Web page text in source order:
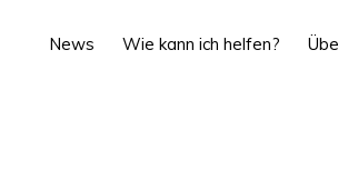
News Wie kann ich helfen?